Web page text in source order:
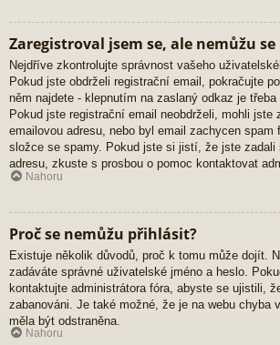
Zaregistroval jsem se, ale nemůžu
Nejdříve zkontrolujte správnost vašeho
Pokud jste obdrželi registrační email, pokračujte
něm najdete - klepnutím na zaslaný odkaz je
Pokud jste registrační email neobdrželi, mohli jste
emailovou adresu, nebo byl email zachycen spam
složce se spamy. Pokud jste si jistí, že jste zadali
adresu, zkuste s prosbou o pomoc kontaktovat
Nahoru
Proč se nemůžu přihlásit?
Existuje několik důvodů, proč k tomu může dojít.
zadáváte správné uživatelské jméno a heslo.
kontaktujte administrátora fóra, abyste se ujistili,
zabanováni. Je také možné, že je na webu chyba
měla být odstraněna.
Nahoru